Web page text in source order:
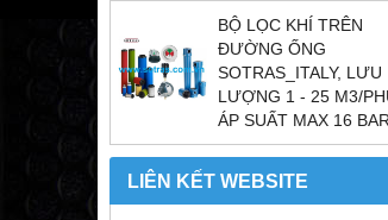
BỘ LỌC KHÍ TRÊN
ĐƯỜNG ỐNG
SOTRAS_ITALY, LƯU
LƯỢNG 1 - 25 M3/
ÁP SUẤT MAX 16 BAR
LIÊN KẾT WEBSITE